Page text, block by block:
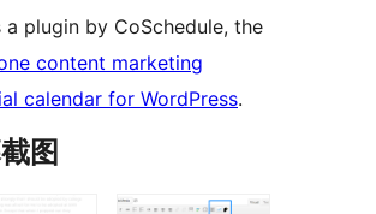
a plugin by CoSchedule, the
content marketing
calendar for WordPress.
图